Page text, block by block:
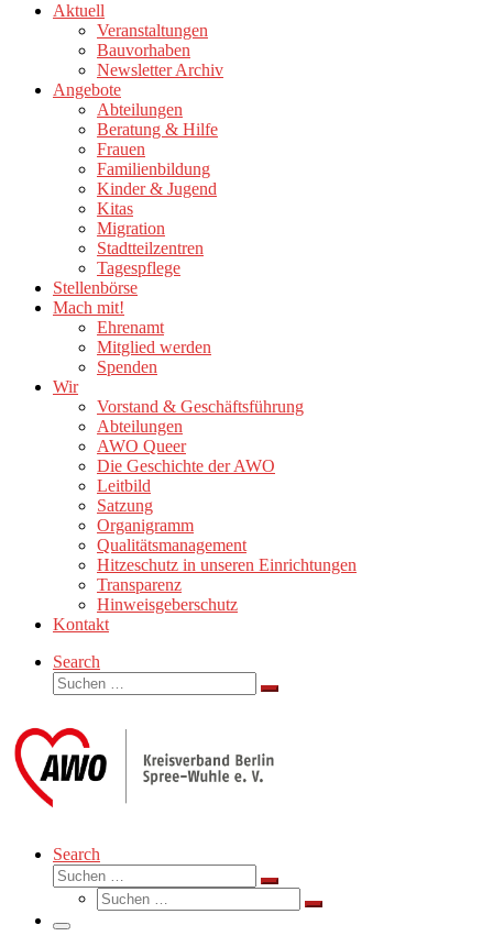
Aktuell
Veranstaltungen
Bauvorhaben
Newsletter Archiv
Angebote
Abteilungen
Beratung & Hilfe
Frauen
Familienbildung
Kinder & Jugend
Kitas
Migration
Stadtteilzentren
Tagespflege
Stellenbörse
Mach mit!
Ehrenamt
Mitglied werden
Spenden
Wir
Vorstand & Geschäftsführung
Abteilungen
AWO Queer
Die Geschichte der AWO
Leitbild
Satzung
Organigramm
Qualitätsmanagement
Hitzeschutz in unseren Einrichtungen
Transparenz
Hinweisgeberschutz
Kontakt
Search
Suche
Suchen …
Search
Suche
Suchen …
Suche
Suchen …
Menü